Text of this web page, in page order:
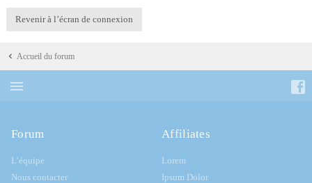
Revenir à l’écran de connexion
Accueil du forum
Forum
L’équipe
Nous contacter
Affiliates
Lorem
Ipsum Dolor